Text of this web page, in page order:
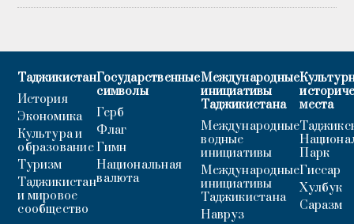
Таджикистан
История
Экономика
Культура и
образование
Туризм
Таджикистан
и мировое
сообщество
Государственные
символы
Герб
Флаг
Гимн
Национальная
валюта
Международные
инициативы
Таджикистана
Международные
водные
инициативы
Международные
инициативы
Таджикистана
Навруз
места
Парк
Гиссар
Хулбук
Саразм